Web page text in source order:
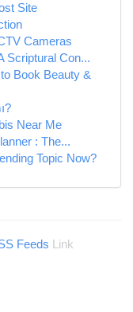
Site
Cameras
Scriptural Con...
Book Beauty &
Near Me
: The...
Topic Now?
Feeds
Link